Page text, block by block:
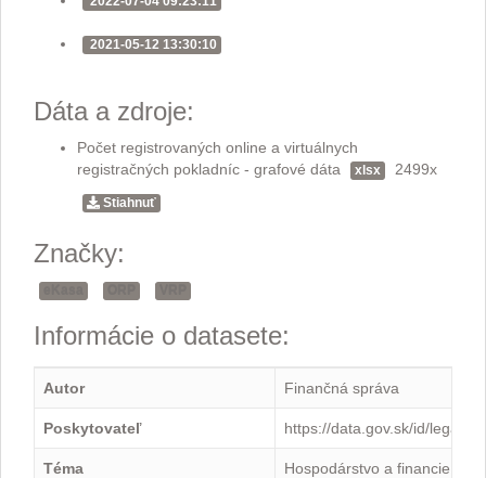
2021-05-12 13:30:10
Dáta a zdroje:
Počet registrovaných online a virtuálnych
registračných pokladníc - grafové dáta
xlsx 2499x
Stiahnuť
Značky:
Informácie o datasete:
Autor Finančná správa
Poskytovateľ https://data.gov.sk/id/legal-
Téma Hospodárstvo a financie